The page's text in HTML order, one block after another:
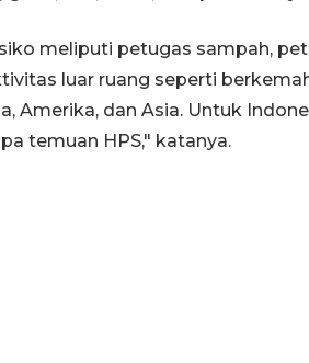
meliputi petugas sampah,
luar ruang seperti
Amerika, dan Asia. Untuk
temuan HPS," katanya.